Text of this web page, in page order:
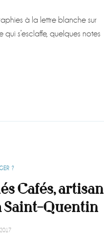
à la lettre blanche sur
qui s’esclaffe, quelques notes
?
Cafés, artisan
Saint-Quentin